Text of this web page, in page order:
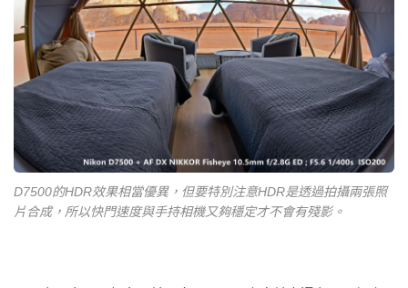
D7500的HDR效果相當優異，但要特別注意HDR是透過拍攝兩張照
片合成，所以快門速度與手持相機又夠穩定才不會有殘影。